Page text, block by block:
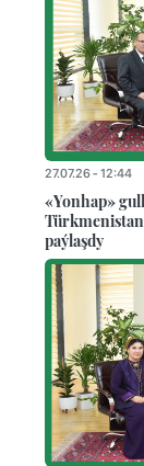
27.07.26 - 12:44
«Yonhap»
paýlaşdy